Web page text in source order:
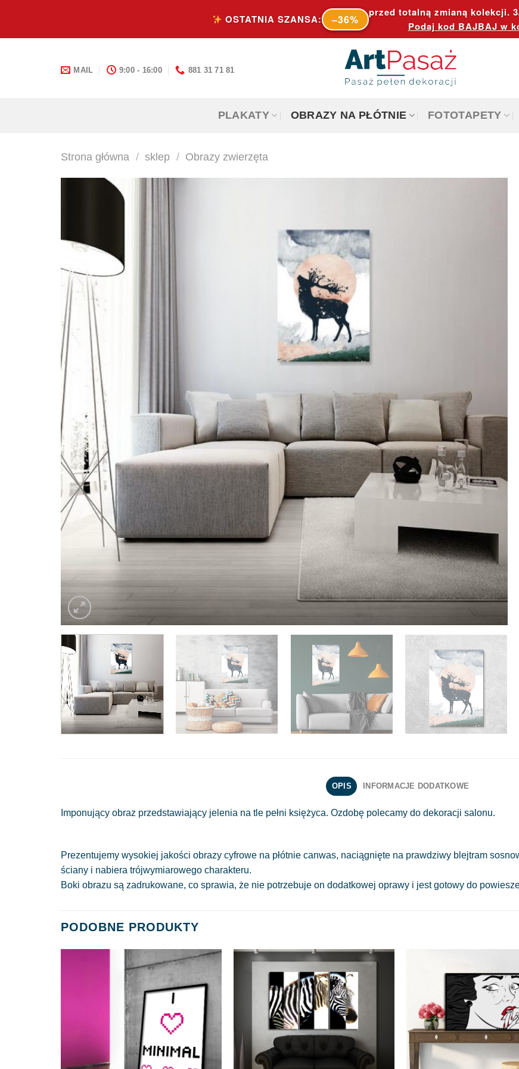
content
OSTATNIA SZANSA: –36%
przed totalną zmianą kolekcji.
Podaj kod BAJBAJ w
MAIL 9:00 - 16:00 881 31 71 81
PLAKATY OBRAZY NA PŁÓTNIE FOTOTAPETY
Strona główna / sklep / Obrazy zwierzęta
OPIS INFORMACJE DODATKOWE
Imponujący obraz przedstawiający jelenia na tle pełni księżyca. Ozdobę polecamy do dekoracji salonu.
Prezentujemy wysokiej jakości obrazy cyfrowe na płótnie canwas, naciągnięte na prawdziwy blejtram
ściany i nabiera trójwymiarowego charakteru.
Boki obrazu są zadrukowane, co sprawia, że nie potrzebuje on dodatkowej oprawy i jest gotowy do
PODOBNE PRODUKTY